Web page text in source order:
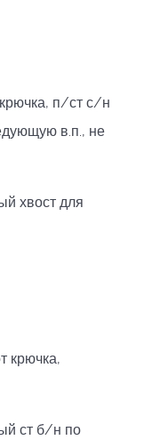
п/ст с/н
в.п., не
хвост для
крючка,
ст б/н по